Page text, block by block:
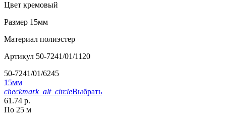
Цвет кремовый
Размер 15мм
Материал полиэстер
Артикул 50-7241/01/1120
50-7241/01/6245
15мм
checkmark_alt_circleВыбрать
61.74 р.
По 25 м